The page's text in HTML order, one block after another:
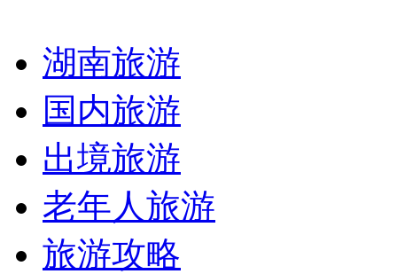
湖南旅游
国内旅游
出境旅游
老年人旅游
旅游攻略